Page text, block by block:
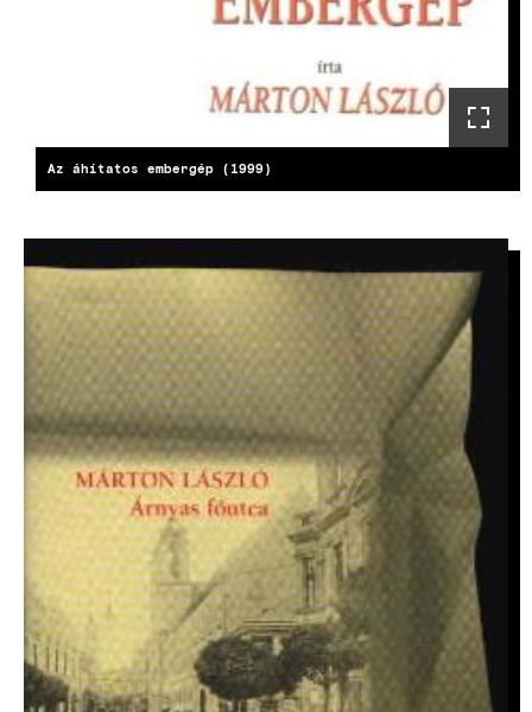
Az áhítatos embergép (1999)
KÉP